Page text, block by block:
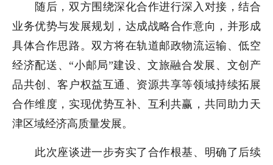
随后，双方围绕深化合作进行深入对接，结合
业务优势与发展规划，达成战略合作意向，并形成
具体合作思路。双方将在轨道邮政物流运输、低空
经济配送、“小邮局”建设、文旅融合发展、文创产
品共创、客户权益互通、资源共享等领域持续拓展
合作维度，实现优势互补、互利共赢，共同助力天
津区域经济高质量发展。
此次座谈进一步夯实了合作根基、明确了后续